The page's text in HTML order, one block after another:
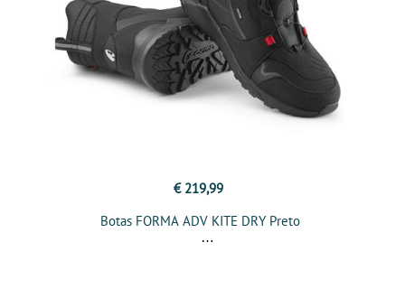
€ 219,99
Botas FORMA ADV KITE DRY Preto